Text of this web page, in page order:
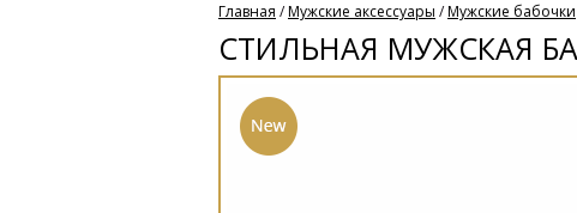
Главная /Мужские аксессуары /Мужские бабочки
CТИЛЬНАЯ МУЖСКАЯ